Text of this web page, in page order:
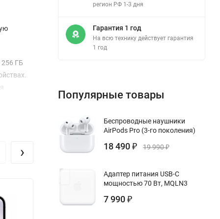
256 ГБ
вы
›
регион РФ 1-3 дня
Гарантия 1 год
На всю технику действует гарантия
1 год
Популярные товары
Беспроводные наушники
AirPods Pro (3-го поколения)
18 490 ₽ 19 990₽
Адаптер питания USB-C
мощностью 70 Вт, MQLN3
7 990 ₽